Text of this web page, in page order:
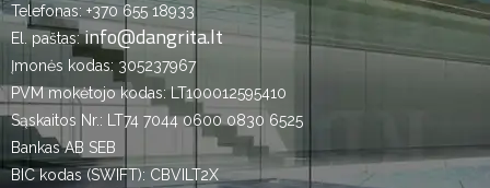
Telefonas: +370 655 18933
El. paštas:info@dangrita.lt
Įmonės kodas: 305237967
PVM mokėtojo kodas: LT100012595410
Sąskaitos Nr.: LT74 7044 0600 0830 6525
Bankas AB SEB
BIC kodas (SWIFT): CBVILT2X